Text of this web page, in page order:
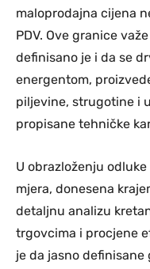
maloprodajna cijena
PDV. Ove granice
definisano je i da se
energentom,
piljevine, strugotine i
propisane tehničke
U obrazloženju
mjera, donesena
detaljnu analizu
trgovcima i procjene
je da jasno